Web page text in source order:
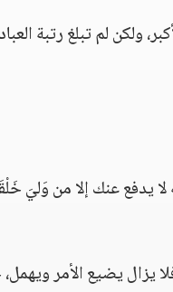
ولكن لم تبلغ رتبة
يدفع عنك إلا من وَليَ
يزال يضيع الأمر